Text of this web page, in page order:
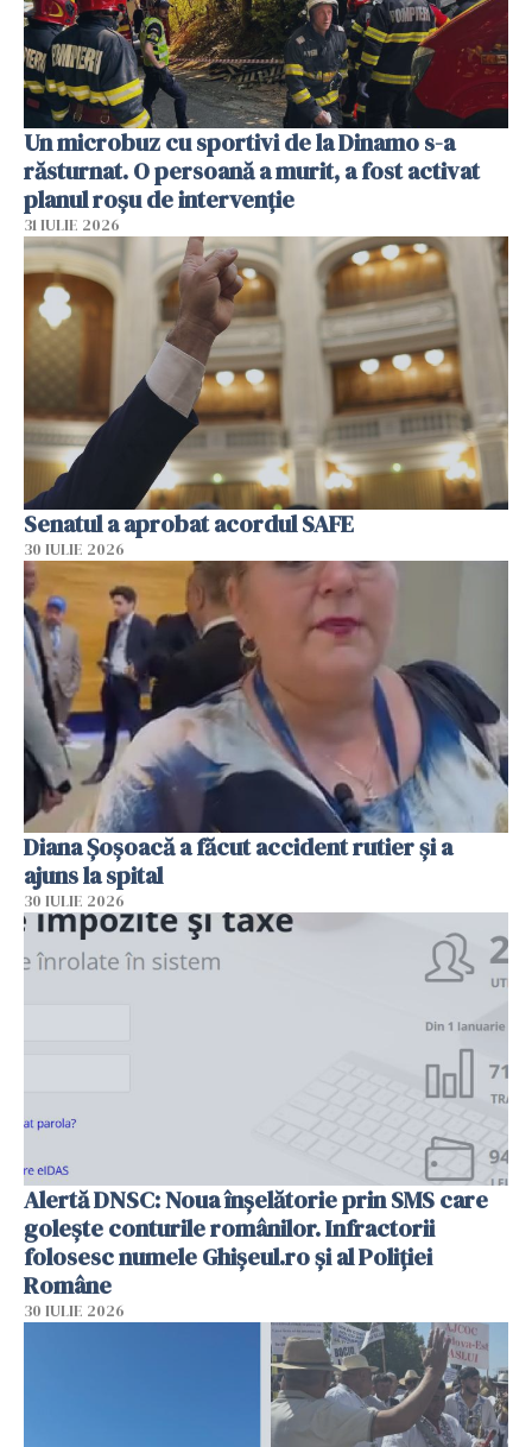
Un microbuz cu sportivi de la Dinamo s-a
răsturnat. O persoană a murit, a fost activat
planul roșu de intervenție
31 IULIE 2026
Senatul a aprobat acordul SAFE
30 IULIE 2026
Diana Șoșoacă a făcut accident rutier și a
ajuns la spital
30 IULIE 2026
Alertă DNSC: Noua înșelătorie prin SMS care
golește conturile românilor. Infractorii
folosesc numele Ghișeul.ro și al Poliției
Române
30 IULIE 2026